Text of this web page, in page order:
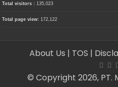
Total visitors : 135,023
Total page view: 172,122
About Us | TOS |
© Copyright 2026, PT.